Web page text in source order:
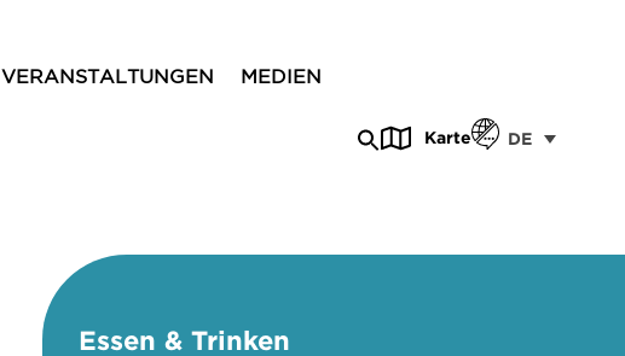
VERANSTALTUNGEN MEDIEN
Karte DE
Essen & Trinken